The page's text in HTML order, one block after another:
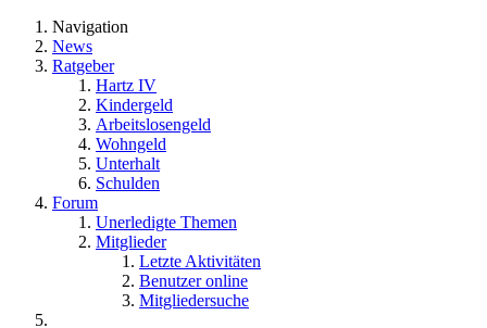
Navigation
News
Ratgeber
Hartz IV
Kindergeld
Arbeitslosengeld
Wohngeld
Unterhalt
Schulden
Forum
Unerledigte Themen
Mitglieder
Letzte Aktivitäten
Benutzer online
Mitgliedersuche